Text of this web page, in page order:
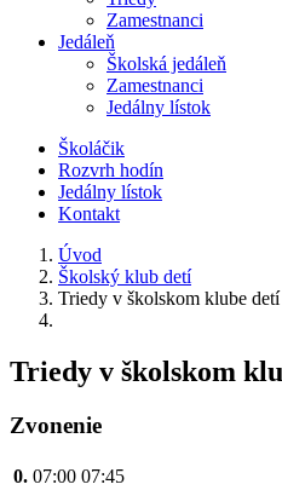
Zamestnanci
Jedáleň
Školská jedáleň
Zamestnanci
Jedálny lístok
Školáčik
Rozvrh hodín
Jedálny lístok
Kontakt
Úvod
Školský klub detí
Triedy v školskom klube detí
Triedy v školskom
Zvonenie
0. 07:00 07:45